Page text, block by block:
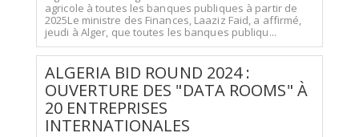
agricole à toutes les banques publiques à partir de
2025Le ministre des Finances, Laaziz Faid, a affirmé,
jeudi à Alger, que toutes les banques publiqu...
ALGERIA BID ROUND 2024 :
OUVERTURE DES "DATA ROOMS" À
20 ENTREPRISES
INTERNATIONALES